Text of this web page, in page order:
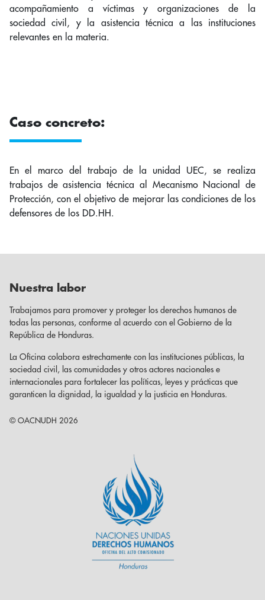
acompañamiento a víctimas y organizaciones de la
sociedad civil, y la asistencia técnica a las instituciones
relevantes en la materia.
Caso concreto:
En el marco del trabajo de la unidad UEC, se realiza
trabajos de asistencia técnica al Mecanismo Nacional de
Protección, con el objetivo de mejorar las condiciones de los
defensores de los DD.HH.
Nuestra labor
Trabajamos para promover y proteger los derechos humanos de
todas las personas, conforme al acuerdo con el Gobierno de la
República de Honduras.
La Oficina colabora estrechamente con las instituciones públicas, la
sociedad civil, las comunidades y otros actores nacionales e
internacionales para fortalecer las políticas, leyes y prácticas que
garanticen la dignidad, la igualdad y la justicia en Honduras.
© OACNUDH 2026